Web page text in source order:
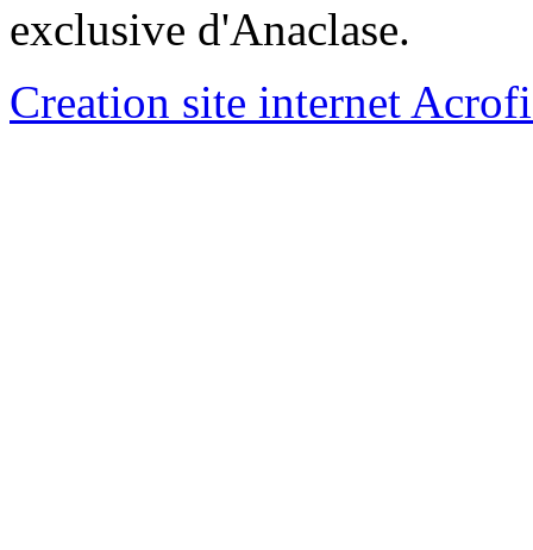
exclusive d'Anaclase.
Creation site internet